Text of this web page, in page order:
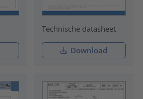
Technische datasheet
Download